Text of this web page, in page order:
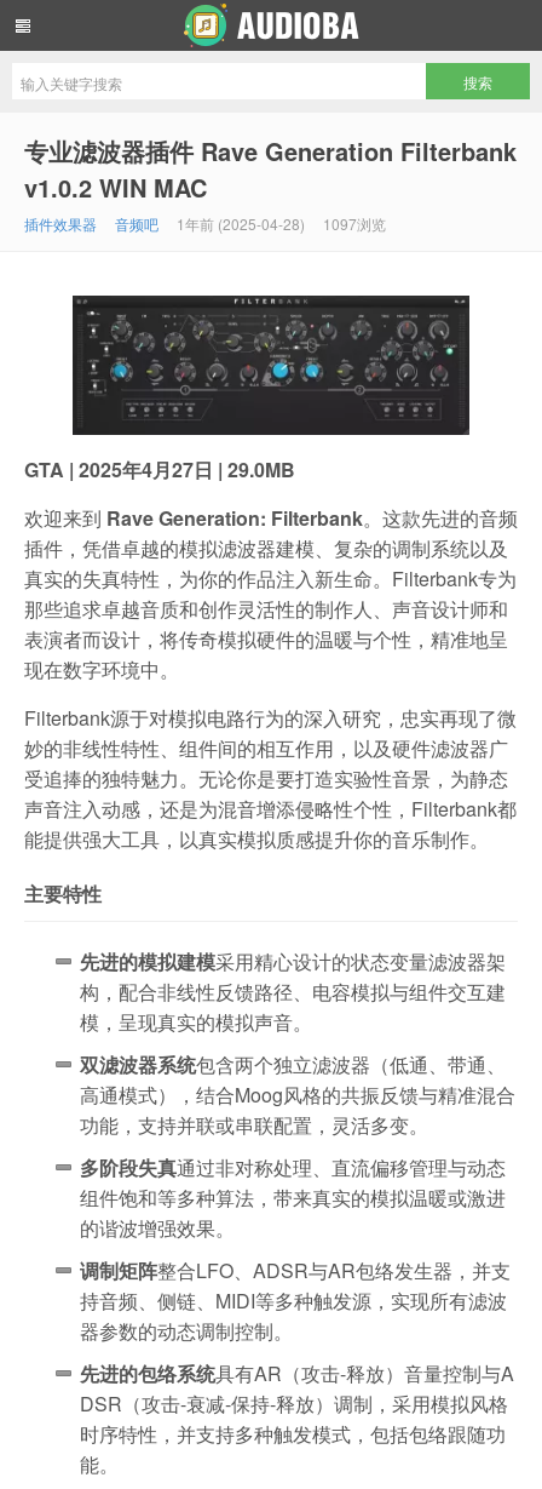
专业滤波器插件 Rave Generation Filterbank
v1.0.2 WIN MAC
插件效果器 音频吧 1年前 (2025-04-28) 1097浏览
GTA | 2025年4月27日 | 29.0MB
欢迎来到 Rave Generation: Filterbank。这款先进的音频
插件，凭借卓越的模拟滤波器建模、复杂的调制系统以及
真实的失真特性，为你的作品注入新生命。Filterbank专为
那些追求卓越音质和创作灵活性的制作人、声音设计师和
表演者而设计，将传奇模拟硬件的温暖与个性，精准地呈
现在数字环境中。
Filterbank源于对模拟电路行为的深入研究，忠实再现了微
妙的非线性特性、组件间的相互作用，以及硬件滤波器广
受追捧的独特魅力。无论你是要打造实验性音景，为静态
声音注入动感，还是为混音增添侵略性个性，Filterbank都
能提供强大工具，以真实模拟质感提升你的音乐制作。
主要特性
先进的模拟建模采用精心设计的状态变量滤波器架
构，配合非线性反馈路径、电容模拟与组件交互建
模，呈现真实的模拟声音。
双滤波器系统包含两个独立滤波器（低通、带通、
高通模式），结合Moog风格的共振反馈与精准混合
功能，支持并联或串联配置，灵活多变。
多阶段失真通过非对称处理、直流偏移管理与动态
组件饱和等多种算法，带来真实的模拟温暖或激进
的谐波增强效果。
调制矩阵整合LFO、ADSR与AR包络发生器，并支
持音频、侧链、MIDI等多种触发源，实现所有滤波
器参数的动态调制控制。
先进的包络系统具有AR（攻击-释放）音量控制与A
DSR（攻击-衰减-保持-释放）调制，采用模拟风格
时序特性，并支持多种触发模式，包括包络跟随功
能。